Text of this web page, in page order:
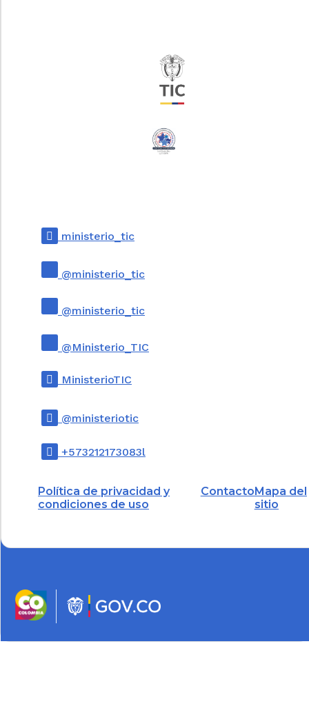
ministerio_tic
@ministerio_tic
@ministerio_tic
@Ministerio_TIC
MinisterioTIC
@ministeriotic
+573212173083l
Política de privacidad y
condiciones de uso
ContactoMapa del
sitio